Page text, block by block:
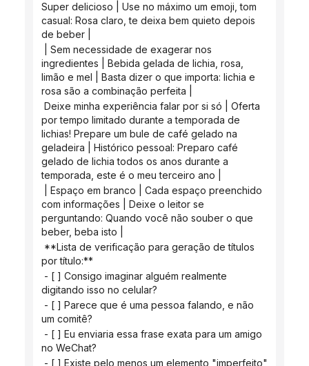
Super delicioso | Use no máximo um emoji, tom
casual: Rosa claro, te deixa bem quieto depois
de beber |
ingredientes | Bebida gelada de lichia, rosa,
limão e mel | Basta dizer o que importa: lichia e
rosa são a combinação perfeita |
por tempo limitado durante a temporada de
lichias! Prepare um bule de café gelado na
geladeira | Histórico pessoal: Preparo café
gelado de lichia todos os anos durante a
temporada, este é o meu terceiro ano |
com informações | Deixe o leitor se
perguntando: Quando você não souber o que
beber, beba isto |
por título:**
digitando isso no celular?
um comitê?
no WeChat?